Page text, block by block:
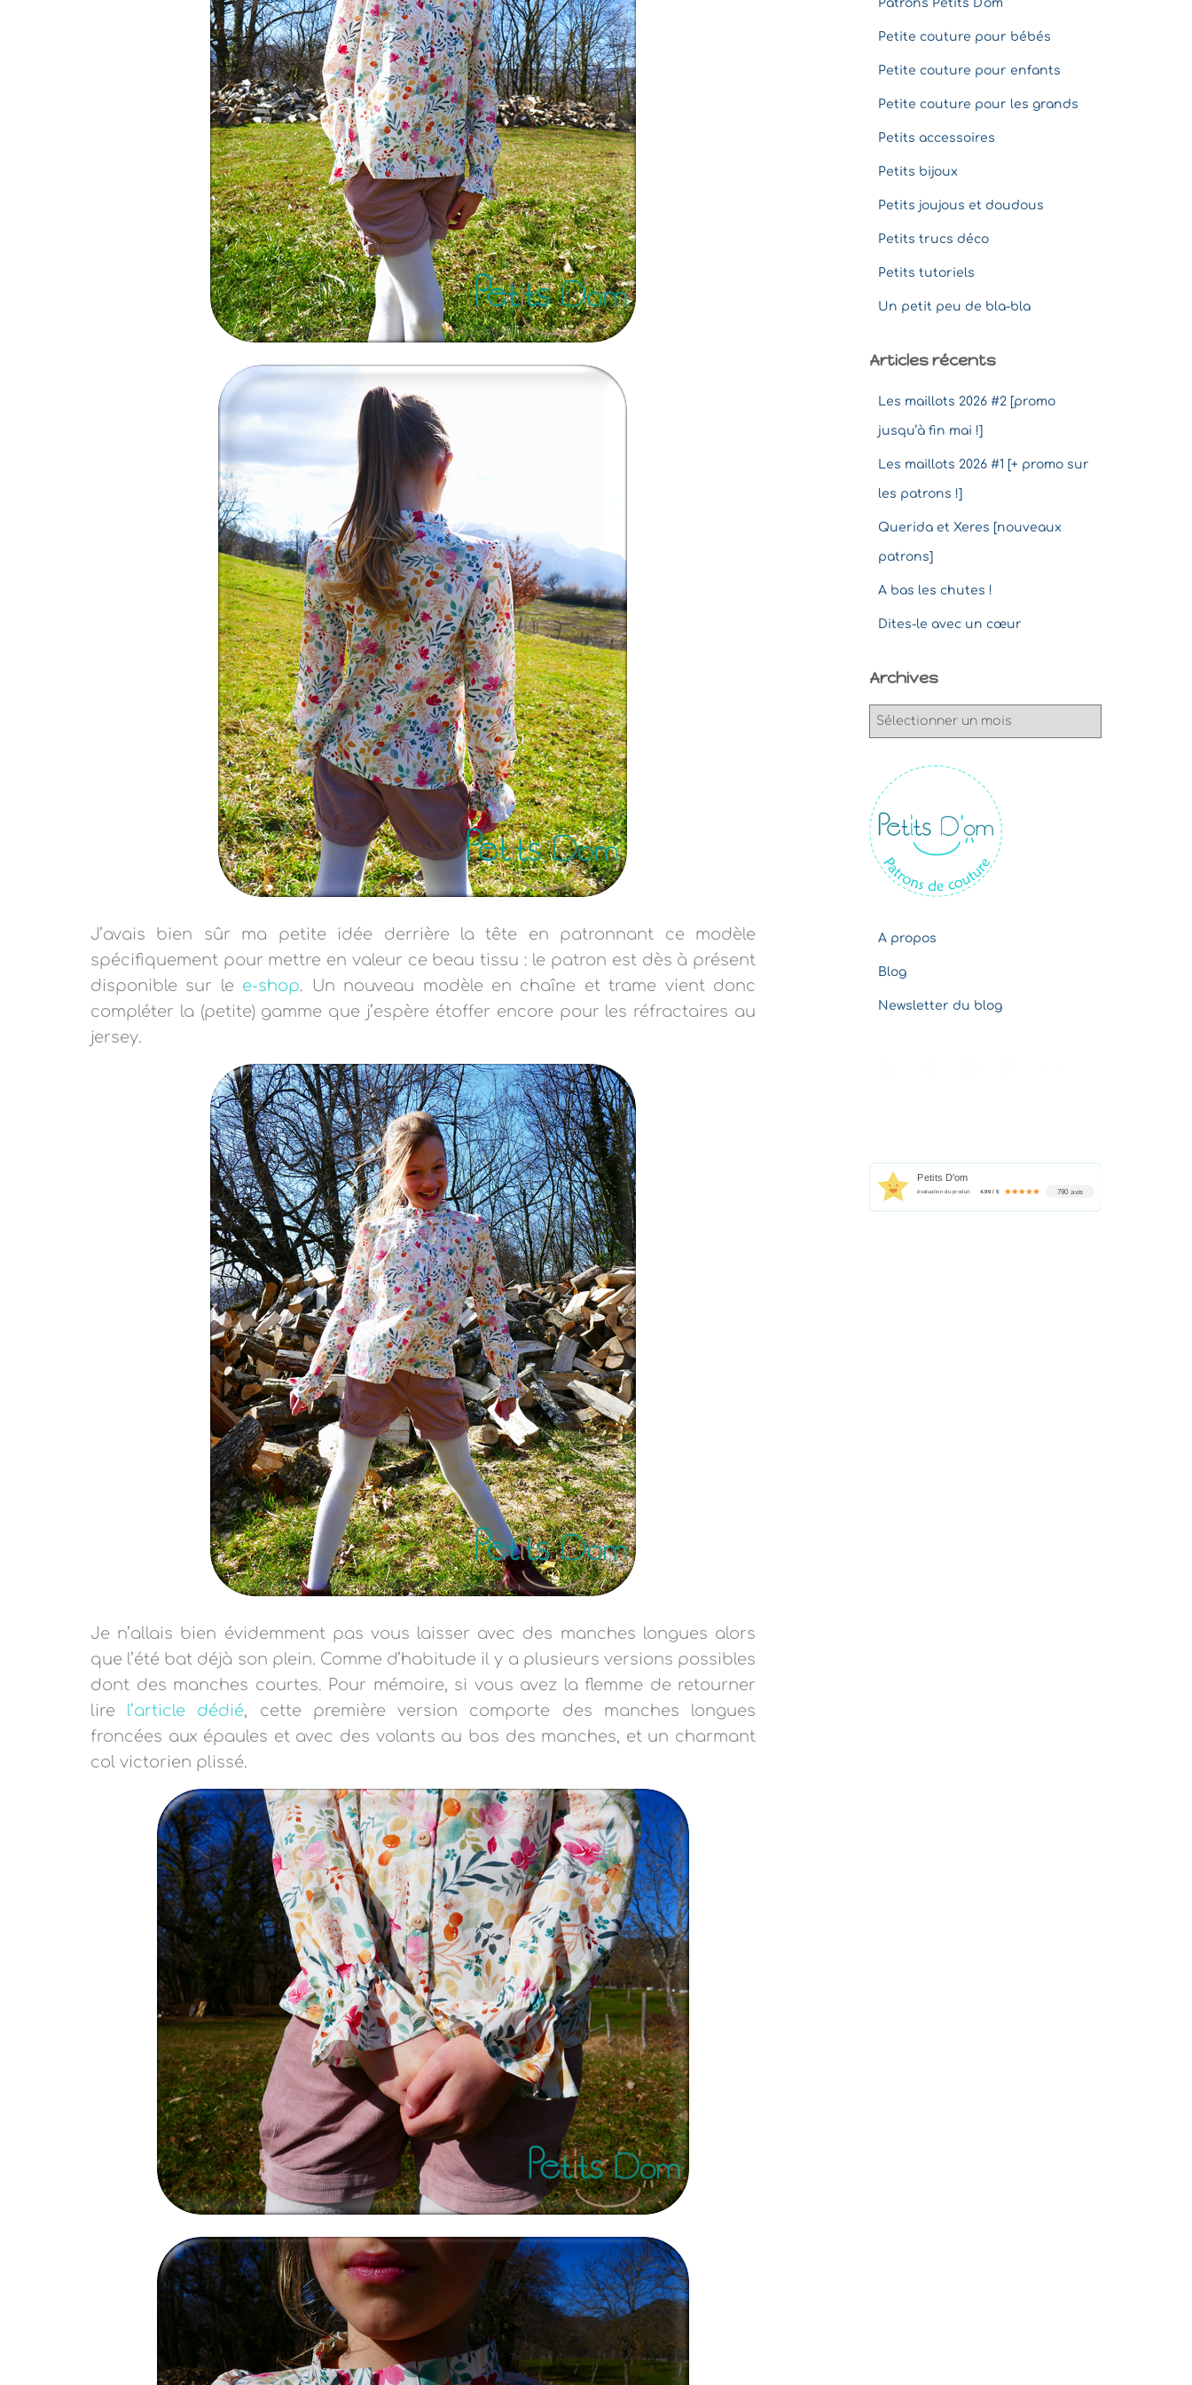
J’avais bien sûr ma petite idée derrière la tête en patronnant ce modèle
spécifiquement pour mettre en valeur ce beau tissu : le patron est dès à présent
disponible sur le e-shop. Un nouveau modèle en chaîne et trame vient donc
compléter la (petite) gamme que j’espère étoffer encore pour les réfractaires au
jersey.
Je n’allais bien évidemment pas vous laisser avec des manches longues alors
que l’été bat déjà son plein. Comme d’habitude il y a plusieurs versions possibles
dont des manches courtes. Pour mémoire, si vous avez la flemme de retourner
lire l’article dédié, cette première version comporte des manches longues
froncées aux épaules et avec des volants au bas des manches, et un charmant
col victorien plissé.
Patrons Petits D'om
Petite couture pour bébés
Petite couture pour enfants
Petite couture pour les grands
Petits accessoires
Petits bijoux
Petits joujous et doudous
Petits trucs déco
Petits tutoriels
Un petit peu de bla-bla
Articles récents
Les maillots 2026 #2 [promo
jusqu’à fin mai !]
Les maillots 2026 #1 [+ promo sur
les patrons !]
Querida et Xeres [nouveaux
patrons]
A bas les chutes !
Dites-le avec un cœur
Archives
v
e
s
A propos
Blog
Newsletter du blog
Petits D'om
évaluation du produit 4.96 / 5 790 avis